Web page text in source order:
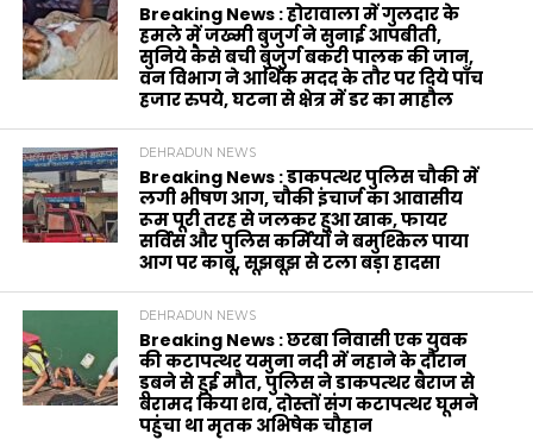
Breaking News : होरावाला में गुलदार के
हमले में जख्मी बुजुर्ग ने सुनाई आपबीती,
सुनिये कैसे बची बुजुर्ग बकरी पालक की जान,
वन विभाग ने आर्थिक मदद के‌ तौर पर दिये पाँच
हजार रुपये, घटना से क्षेत्र में डर का माहौल
DEHRADUN NEWS
Breaking News : डाकपत्थर पुलिस चौकी में
लगी भीषण आग, चौकी इंचार्ज का आवासीय
रूम पूरी तरह से जलकर हुआ खाक, फायर
सर्विस और पुलिस कर्मियों ने बमुश्किल पाया
आग पर काबू, सूझबूझ से टला बड़ा हादसा
DEHRADUN NEWS
Breaking News : छरबा निवासी एक युवक
की कटापत्थर यमुना नदी में नहाने के दौरान
डूबने से हुई मौत, पुलिस ने डाकपत्थर बैराज से
बरामद किया शव, दोस्तों संग कटापत्थर घूमने
पहुंचा था मृतक अभिषेक चौहान